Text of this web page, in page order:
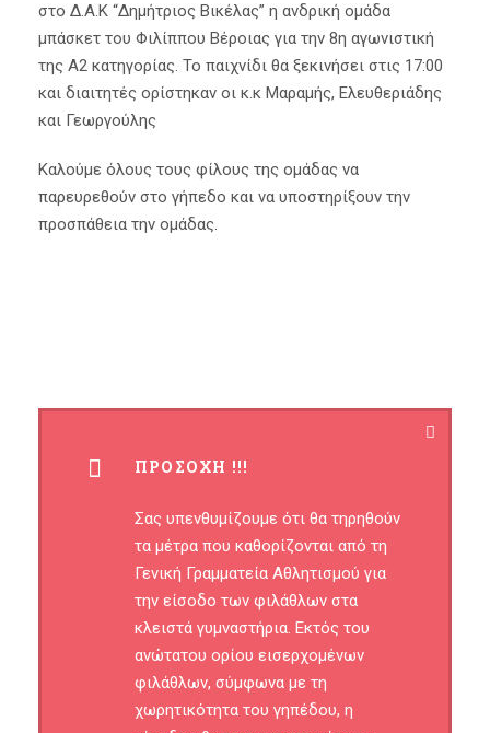
στο Δ.Α.Κ “Δημήτριος Βικέλας” η ανδρική ομάδα
μπάσκετ του Φιλίππου Βέροιας για την 8η αγωνιστική
της Α2 κατηγορίας. Το παιχνίδι θα ξεκινήσει στις 17:00
και διαιτητές ορίστηκαν οι κ.κ Μαραμής, Ελευθεριάδης
και Γεωργούλης
Καλούμε όλους τους φίλους της ομάδας να
παρευρεθούν στο γήπεδο και να υποστηρίξουν την
προσπάθεια την ομάδας.
ΠΡΟΣΟΧΗ !!!
Σας υπενθυμίζουμε ότι θα τηρηθούν
τα μέτρα που καθορίζονται από τη
Γενική Γραμματεία Αθλητισμού για
την είσοδο των φιλάθλων στα
κλειστά γυμναστήρια. Εκτός του
ανώτατου ορίου εισερχομένων
φιλάθλων, σύμφωνα με τη
χωρητικότητα του γηπέδου, η